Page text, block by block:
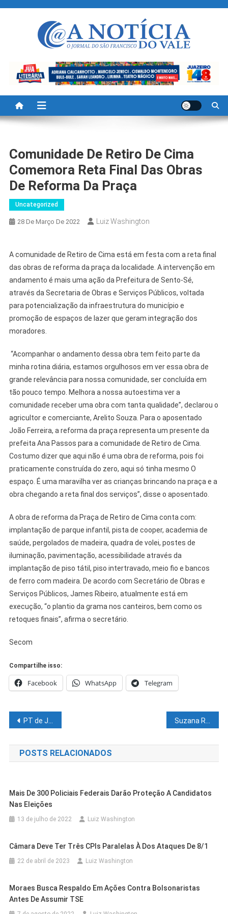
A Noticia Do Vale
Comunidade De Retiro De Cima
Comemora Reta Final Das Obras
De Reforma Da Praça
Uncategorized
28 De Março De 2022 Luiz Washington
A comunidade de Retiro de Cima está em festa com a reta final
das obras de reforma da praça da localidade. A intervenção em
andamento é mais uma ação da Prefeitura de Sento-Sé,
através da Secretaria de Obras e Serviços Públicos, voltada
para potencialização da infraestrutura do município e
promoção de espaços de lazer que geram integração dos
moradores.
“Acompanhar o andamento dessa obra tem feito parte da
minha rotina diária, estamos orgulhosos em ver essa obra de
grande relevância para nossa comunidade, ser concluída em
tão pouco tempo. Melhora a nossa autoestima ver a
comunidade receber uma obra com tanta qualidade”, declarou o
agricultor e comerciante, Arelito Souza. Para o aposentado
João Ferreira, a reforma da praça representa um presente da
prefeita Ana Passos para a comunidade de Retiro de Cima.
Costumo dizer que aqui não é uma obra de reforma, pois foi
praticamente construída do zero, aqui só tinha mesmo O
espaço. É uma maravilha ver as crianças brincando na praça e a
obra chegando a reta final dos serviços”, disse o aposentado.
A obra de reforma da Praça de Retiro de Cima conta com:
implantação de parque infantil, pista de cooper, academia de
saúde, pergolados de madeira, quadra de volei, postes de
iluminação, pavimentação, acessibilidade através da
implantação de piso tátil, piso intertravado, meio fio e bancos
de ferro com madeira. De acordo com Secretário de Obras e
Serviços Públicos, James Ribeiro, atualmente está em
execução, “o plantio da grama nos canteiros, bem como os
retoques finais”, afirma o secretário.
Secom
Compartilhe isso:
Facebook WhatsApp Telegram
Navegação
de
Post
PT de Juazeiro deve expulsar dois vereadores por praticar infidelidade Suzana Ramos recebe ministros em Juazeiro e celebra garantia da retomada das obras da Travessia Urbana
POSTS RELACIONADOS
Mais De 300 Policiais Federais Darão Proteção A Candidatos
Nas Eleições
13 de julho de 2022 Luiz Washington
Câmara Deve Ter Três CPIs Paralelas À Dos Ataques De 8/1
22 de abril de 2023 Luiz Washington
Moraes Busca Respaldo Em Ações Contra Bolsonaristas
Antes De Assumir TSE
Cidades Petrolina
Cidades Petrolina